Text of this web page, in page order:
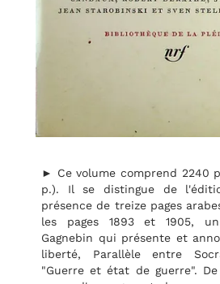
► Ce volume comprend 2240
p.). Il se distingue de
présence de treize pages
les pages 1893 et 1905,
Gagnebin qui présente et
liberté, Parallèle entre
"Guerre et état de guerre".